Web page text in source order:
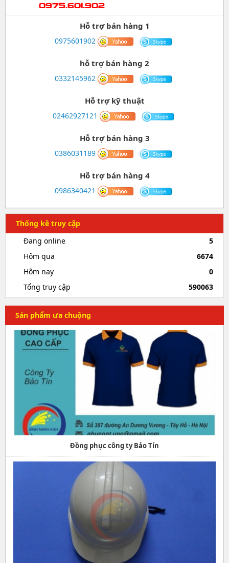
0975.601.902
Hỗ trợ bán hàng 1
0975601902
hỗ trợ bán hàng 2
0332145962
Hỗ trợ kỹ thuật
02462927121
Hỗ trợ bán hàng 3
0386031189
Hỗ trợ bán hàng 4
0986340421
Thống kê truy cập
Đang online
5
Hôm qua
6674
Hôm nay
0
Tổng truy cập
590063
Sản phẩm ưa chuộng
Đồng phục công ty Bảo Tín